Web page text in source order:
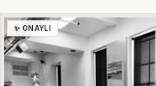
✨ ONAYLI